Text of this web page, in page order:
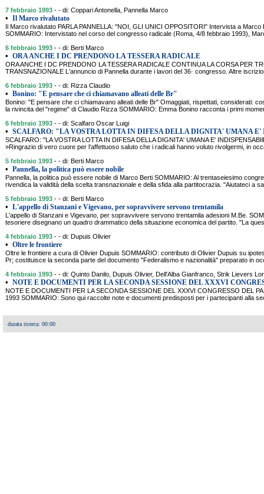
7 febbraio 1993 - - di: Coppari Antonella, Pannella Marco
• Il Marco rivalutato
Il Marco rivalutato PARLA PANNELLA: "NOI, GLI UNICI OPPOSITORI" Intervista a Marco
SOMMARIO: Intervistato nel corso del congresso radicale (Roma, 4/8 febbraio 1993),
6 febbraio 1993 - - di: Berti Marco
• ORA ANCHE I DC PRENDONO LA TESSERA RADICALE
ORA ANCHE I DC PRENDONO LA TESSERA RADICALE CONTINUA LA CORSA PER
TRANSNAZIONALE L'annuncio di Pannella durante i lavori del 36· congresso. Altre
6 febbraio 1993 - - di: Rizza Claudio
• Bonino: "E pensare che ci chiamavano alleati delle Br"
Bonino: "E pensare che ci chiamavano alleati delle Br" Omaggiati, rispettati, considerati:
la rivincita del "regime" di Claudio Rizza SOMMARIO: Emma Bonino racconta i primi
6 febbraio 1993 - - di: Scalfaro Oscar Luigi
• SCALFARO: "LA VOSTRA LOTTA IN DIFESA DELLA DIGNITA' UMANA E'
SCALFARO: "LA VOSTRA LOTTA IN DIFESA DELLA DIGNITA' UMANA E'
»Ringrazio di vero cuore per l'affettuoso saluto che i radicali hanno voluto rivolgermi, in
5 febbraio 1993 - - di: Berti Marco
• Pannella, la politica può essere nobile
Pannella, la politica può essere nobile di Marco Berti SOMMARIO: Al trentaseiesimo
rivendica la validità della scelta transnazionale e della sfida alla partitocrazia. "Aiutateci a
5 febbraio 1993 - - di: Berti Marco
• L'appello di Stanzani e Vigevano, per sopravvivere servono trentamila
L'appello di Stanzani e Vigevano, per sopravvivere servono trentamila adesioni M.Be.
tesoriere disegnano un quadro drammatico della situazione economica del partito. "La
4 febbraio 1993 - - di: Dupuis Olivier
• Oltre le frontiere
Oltre le frontiere a cura di Olivier Dupuis SOMMARIO: contributo di Olivier Dupuis su
Pr; costituisce la seconda parte del documento "Federalismo e nazionalità" preparato in
4 febbraio 1993 - - di: Quinto Danilo, Dupuis Olivier, Dell'Alba Gianfranco, Strik Lievers
• NOTE E DOCUMENTI PER LA SECONDA SESSIONE DEL XXXVI
NOTE E DOCUMENTI PER LA SECONDA SESSIONE DEL XXXVI CONGRESSO DEL
1993 SOMMARIO: Sono qui raccolte note e documenti predisposti per i partecipanti alla
durata ricerca: 00:00